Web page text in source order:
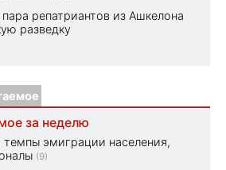
репатриантов из Ашкелона
разведку
за неделю
эмиграции населения,
(9)